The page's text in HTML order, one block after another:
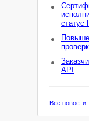
статус
API
Все новости